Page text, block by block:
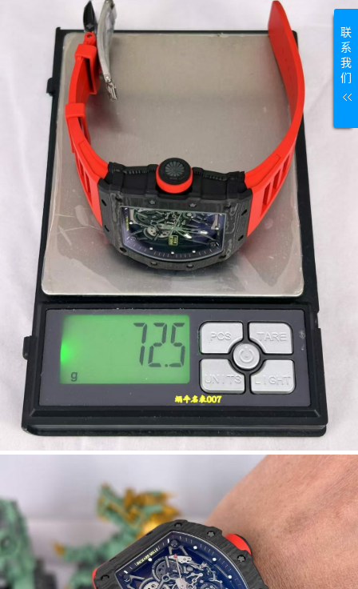
联
系
我
们